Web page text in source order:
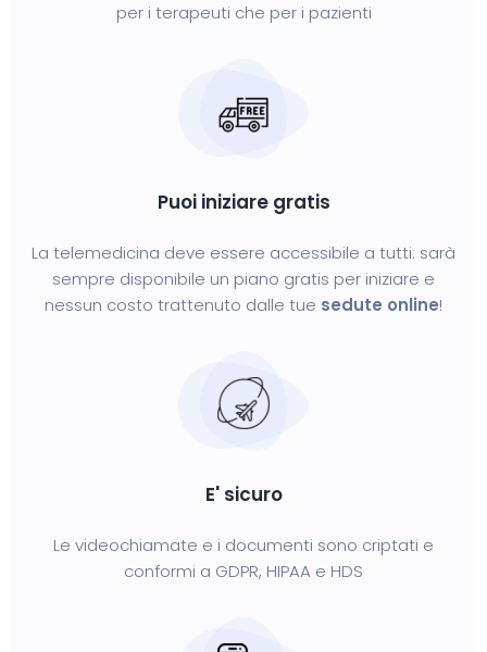
per i terapeuti che per i pazienti
Puoi iniziare gratis
La telemedicina deve essere accessibile a tutti: sarà
sempre disponibile un piano gratis per iniziare e
nessun costo trattenuto dalle tue sedute online!
E' sicuro
Le videochiamate e i documenti sono criptati e
conformi a GDPR, HIPAA e HDS